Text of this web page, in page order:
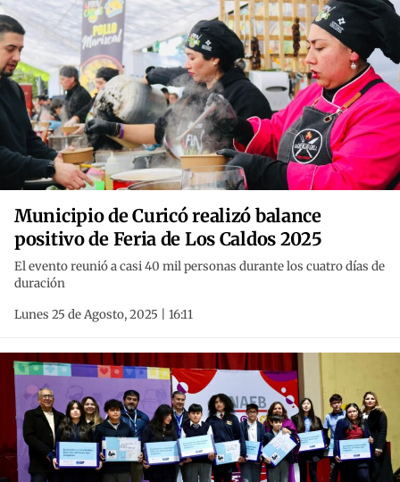
Municipio de Curicó realizó balance
positivo de Feria de Los Caldos 2025
El evento reunió a casi 40 mil personas durante los cuatro días de
duración
Lunes 25 de Agosto, 2025 | 16:11